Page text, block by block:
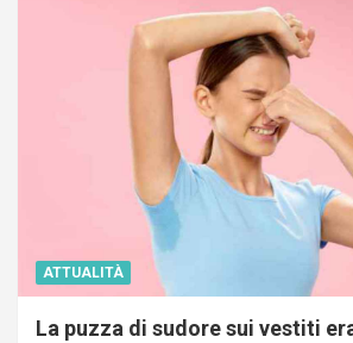
ATTUALITÀ
La puzza di sudore sui vestiti